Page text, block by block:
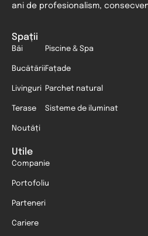
ani de profesionalism,
Spații
Băi
Bucătării
Livinguri
Terase
Noutăți
Piscine & Spa
Fațade
Parchet natural
Sisteme de iluminat
Utile
Companie
Portofoliu
Parteneri
Cariere